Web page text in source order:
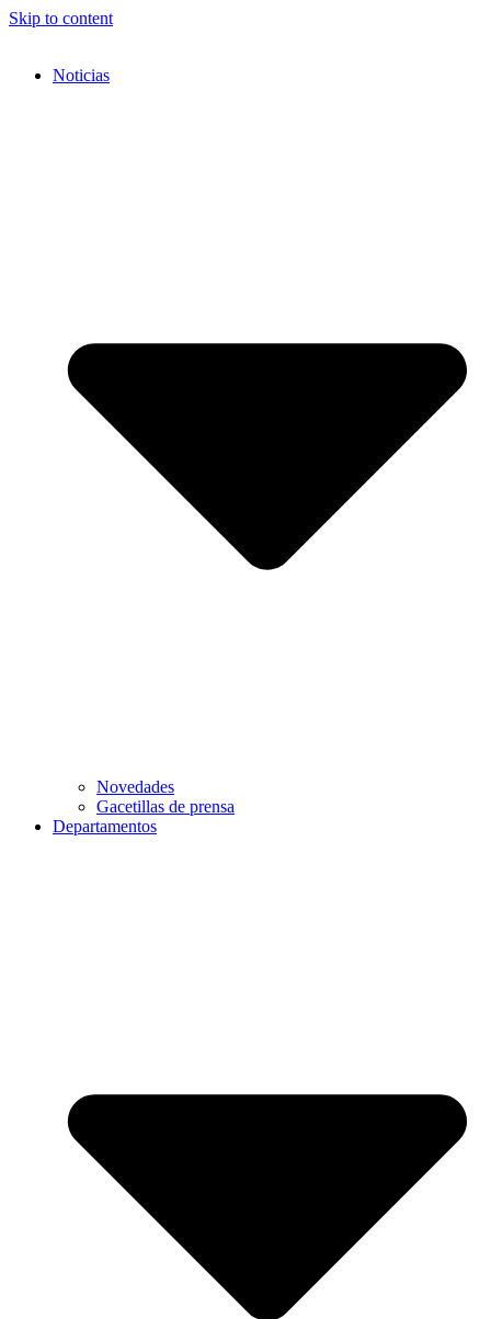
Skip to content
Noticias
Novedades
Gacetillas de prensa
Departamentos